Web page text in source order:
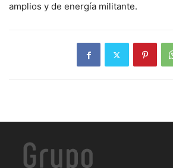
amplios y de energía militante.